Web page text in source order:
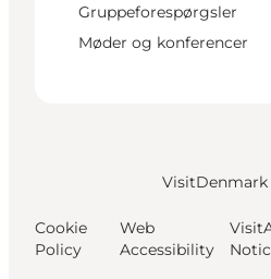
Gruppeforespørgsler
Møder og konferencer
Cookie
Policy
Web
Accessibility